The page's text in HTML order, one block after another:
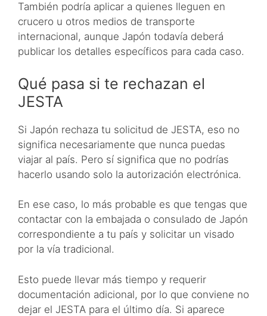
También podría aplicar a quienes lleguen en
crucero u otros medios de transporte
internacional, aunque Japón todavía deberá
publicar los detalles específicos para cada caso.
Qué pasa si te rechazan el
JESTA
Si Japón rechaza tu solicitud de JESTA, eso no
significa necesariamente que nunca puedas
viajar al país. Pero sí significa que no podrías
hacerlo usando solo la autorización electrónica.
En ese caso, lo más probable es que tengas que
contactar con la embajada o consulado de Japón
correspondiente a tu país y solicitar un visado
por la vía tradicional.
Esto puede llevar más tiempo y requerir
documentación adicional, por lo que conviene no
dejar el JESTA para el último día. Si aparece